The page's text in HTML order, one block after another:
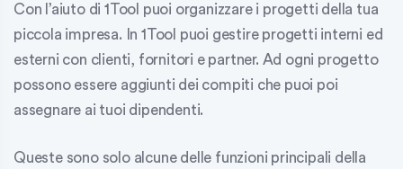
Con l’aiuto di 1Tool puoi organizzare i progetti della tua
piccola impresa. In 1Tool puoi gestire progetti interni ed
esterni con clienti, fornitori e partner. Ad ogni progetto
possono essere aggiunti dei compiti che puoi poi
assegnare ai tuoi dipendenti.
Queste sono solo alcune delle funzioni principali della